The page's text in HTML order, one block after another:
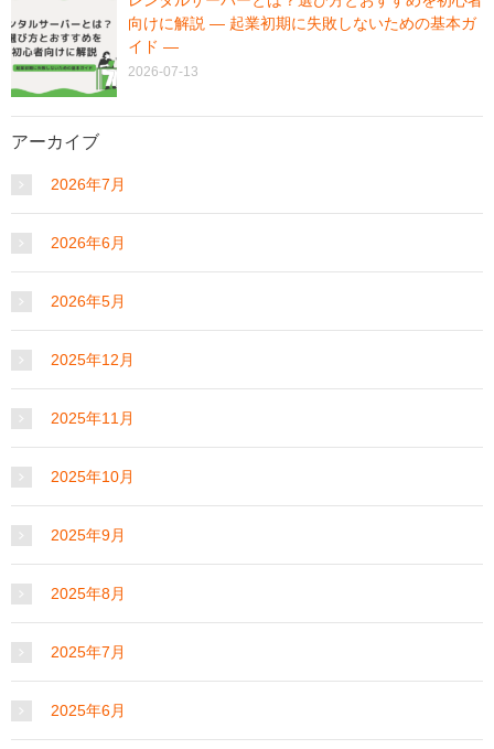
向けに解説 ― 起業初期に失敗しないための基本ガ
イド ―
2026-07-13
アーカイブ
2026年7月
2026年6月
2026年5月
2025年12月
2025年11月
2025年10月
2025年9月
2025年8月
2025年7月
2025年6月